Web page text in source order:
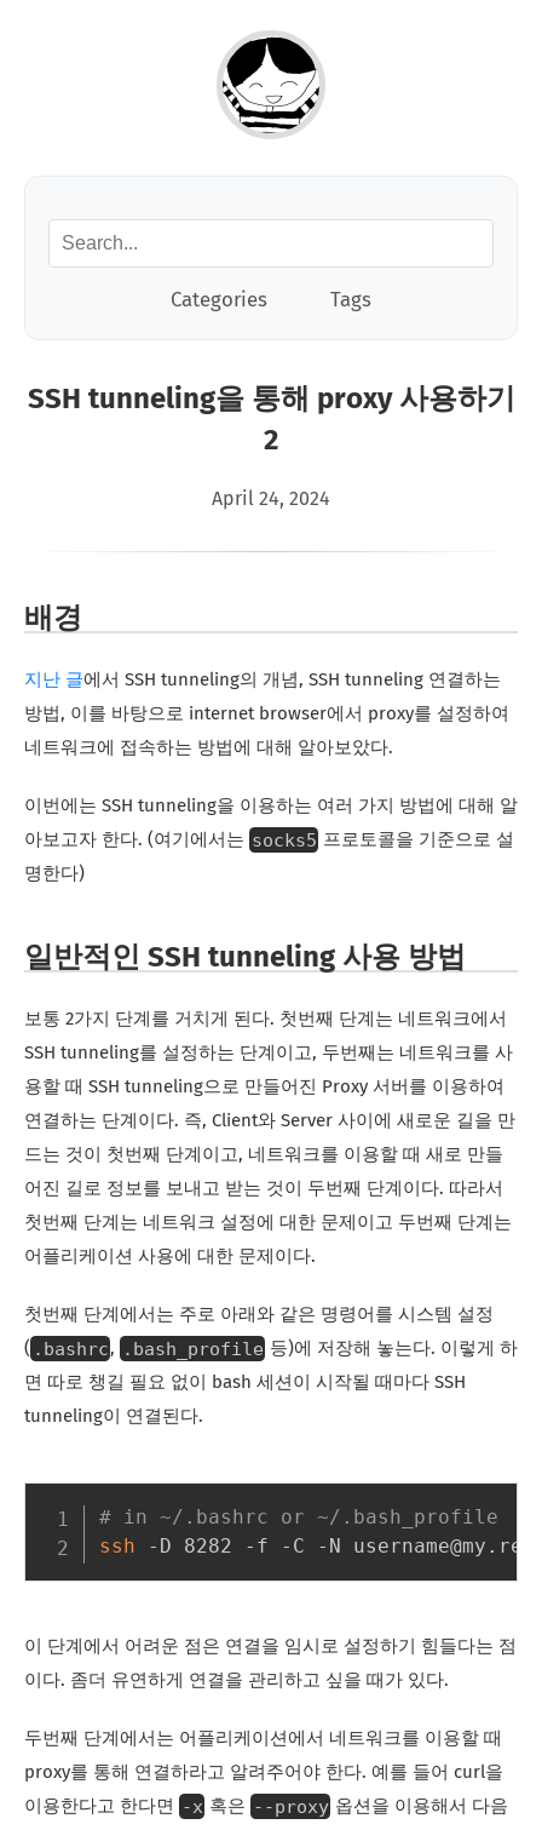
Categories Tags
SSH tunneling을 통해 proxy 사용하기
2
April 24, 2024
배경
지난 글에서 SSH tunneling의 개념, SSH tunneling 연결하는
방법, 이를 바탕으로 internet browser에서 proxy를 설정하여
네트워크에 접속하는 방법에 대해 알아보았다.
이번에는 SSH tunneling을 이용하는 여러 가지 방법에 대해 알
아보고자 한다. (여기에서는 socks5 프로토콜을 기준으로 설
명한다)
일반적인 SSH tunneling 사용 방법
보통 2가지 단계를 거치게 된다. 첫번째 단계는 네트워크에서
SSH tunneling를 설정하는 단계이고, 두번째는 네트워크를 사
용할 때 SSH tunneling으로 만들어진 Proxy 서버를 이용하여
연결하는 단계이다. 즉, Client와 Server 사이에 새로운 길을 만
드는 것이 첫번째 단계이고, 네트워크를 이용할 때 새로 만들
어진 길로 정보를 보내고 받는 것이 두번째 단계이다. 따라서
첫번째 단계는 네트워크 설정에 대한 문제이고 두번째 단계는
어플리케이션 사용에 대한 문제이다.
첫번째 단계에서는 주로 아래와 같은 명령어를 시스템 설정
( .bashrc , .bash_profile 등)에 저장해 놓는다. 이렇게 하
면 따로 챙길 필요 없이 bash 세션이 시작될 때마다 SSH
tunneling이 연결된다.
# in ~/.bashrc or ~/.bash_profile
ssh
이 단계에서 어려운 점은 연결을 임시로 설정하기 힘들다는 점
이다. 좀더 유연하게 연결을 관리하고 싶을 때가 있다.
두번째 단계에서는 어플리케이션에서 네트워크를 이용할 때
proxy를 통해 연결하라고 알려주어야 한다. 예를 들어 curl을
이용한다고 한다면
-x 혹은 --proxy 옵션을 이용해서 다음